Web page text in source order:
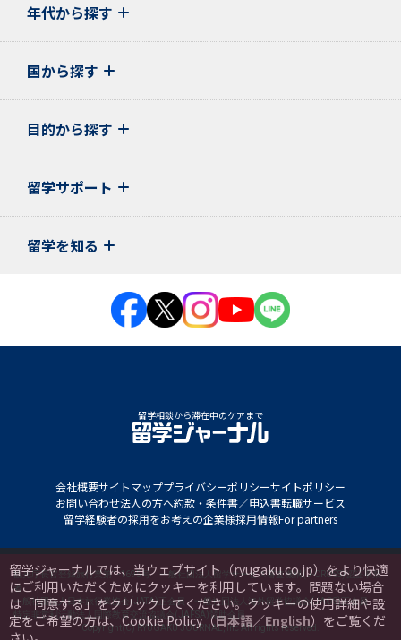
留学ジャーナルでは、当ウェブサイト（ryugaku.co.jp）をより快適
にご利用いただくためにクッキーを利用しています。 問題ない場合
は「同意する」をクリックしてください。クッキーの使用詳細や設
定をご希望の方は、Cookie Policy（日本語／English）をご覧くだ
年代から探す
国から探す
目的から探す
留学サポート
留学を知る
留学相談から滞在中のケアまで
会社概要サイトマッププライバシーポリシーサイトポリシー
お問い合わせ法人の方へ約款・条件書／申込書転職サービス
留学経験者の採用をお考えの企業様採用情報For partners
観光庁長官登録旅行業第1-1695号 一般社団法人留学サービス審査機構(J-CROSS)認証事業
者
一般社団法人日本旅行業協会(JATA)正会員 一般社団法人海外留学協議会(JAOS)正会員
特定非営利活動法人国際教育交流協議会(JAFSA)賛助会員
Copyright(C) RYUGAKU JOURNAL, Inc All rights reserved.